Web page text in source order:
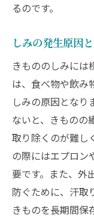
ント
しみ抜
ント
プロが
専門店
しみ抜
テクニ
しみ抜
きもの
るのです。
しみの発生原因
きもののしみには
は、食べ物や飲み
しみの原因となり
ないと、きものの
取り除くのが難し
の際にはエプロン
要です。また、外
防ぐために、汗取
きものを長期間保